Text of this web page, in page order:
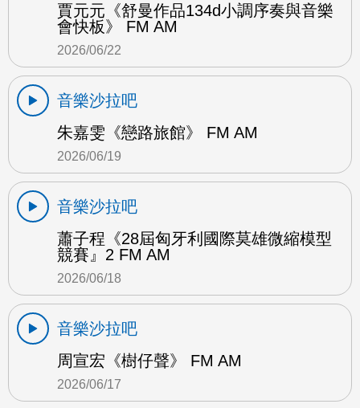
賈元元《舒曼作品134d小調序奏與音樂
會快板》 FM AM
2026/06/22
音樂沙拉吧
朱嘉雯《戀路旅館》 FM AM
2026/06/19
音樂沙拉吧
蕭子程《28屆匈牙利國際莫雄微縮模型
競賽』2 FM AM
2026/06/18
音樂沙拉吧
周宣宏《樹仔聲》 FM AM
2026/06/17